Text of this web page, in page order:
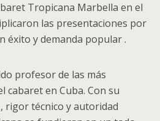
Tropicana Marbella en el
las presentaciones por
éxito y demanda popular .
profesor de las más
cabaret en Cuba. Con su
rigor técnico y autoridad